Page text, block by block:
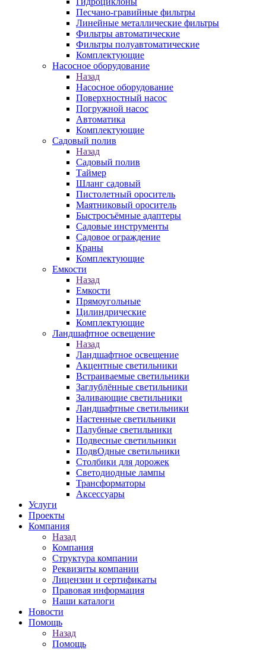
Песчано-гравийные фильтры
Линейные металлические фильтры
Фильтры автоматические
Фильтры полуавтоматические
Комплектующие
Насосное оборудование
Назад
Насосное оборудование
Поверхностный насос
Погружной насос
Автоматика
Комплектующие
Садовый полив
Назад
Садовый полив
Таймер
Шланг садовый
Пистолетный ороситель
Маятниковый ороситель
Быстросъёмные адаптеры
Садовые инструменты
Садовое ограждение
Краны
Комплектующие
Емкости
Назад
Емкости
Прямоугольные
Цилиндрические
Комплектующие
Ландшафтное освещение
Назад
Ландшафтное освещение
Акцентные светильники
Встраиваемые светильники
Заглублённые светильники
Заливающие светильники
Ландшафтные светильники
Настенные светильники
Палубные светильники
Подвесные светильники
ПодвОдные светильники
Столбики для дорожек
Светодиодные лампы
Трансформаторы
Аксессуары
Услуги
Проекты
Компания
Назад
Компания
Структура компании
Реквизиты компании
Лицензии и сертификаты
Правовая информация
Наши каталоги
Новости
Помощь
Назад
Помощь